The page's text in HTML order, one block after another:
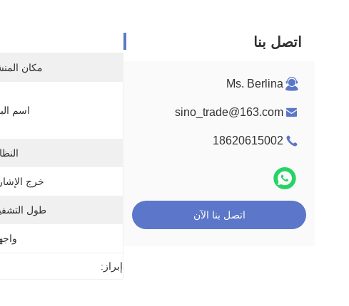
اتصل بنا
Ms. Berlina
sino_trade@163.com
18620615002
اتصل بنا الآن
مكان
اسم
خرج
طول
إبراز: